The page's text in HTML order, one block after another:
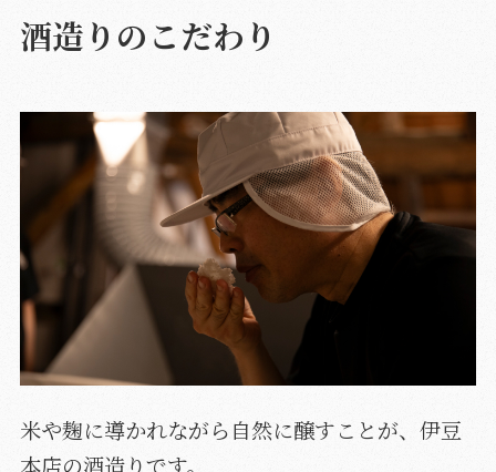
酒造りのこだわり
米や麹に導かれながら自然に醸すことが、伊豆
本店の酒造りです。